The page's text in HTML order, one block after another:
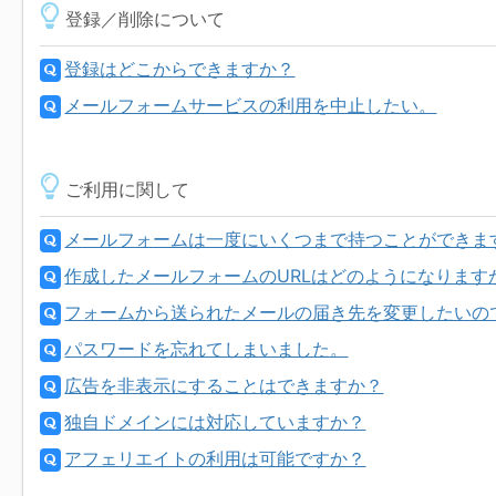
登録／削除について
登録はどこからできますか？
メールフォームサービスの利用を中止したい。
ご利用に関して
メールフォームは一度にいくつまで持つことができま
作成したメールフォームのURLはどのようになります
フォームから送られたメールの届き先を変更したいの
パスワードを忘れてしまいました。
広告を非表示にすることはできますか？
独自ドメインには対応していますか？
アフェリエイトの利用は可能ですか？